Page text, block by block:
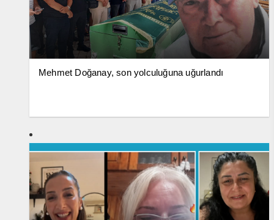
Mehmet Doğanay, son yolculuğuna uğurlandı